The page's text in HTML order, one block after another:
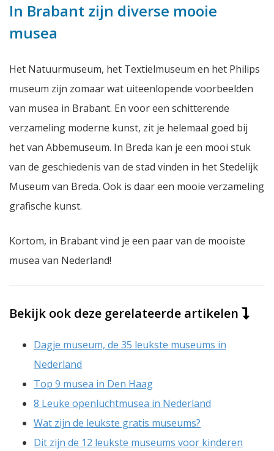
In Brabant zijn diverse mooie
musea
Het Natuurmuseum, het Textielmuseum en het Philips
museum zijn zomaar wat uiteenlopende voorbeelden
van musea in Brabant. En voor een schitterende
verzameling moderne kunst, zit je helemaal goed bij
het van Abbemuseum. In Breda kan je een mooi stuk
van de geschiedenis van de stad vinden in het Stedelijk
Museum van Breda. Ook is daar een mooie verzameling
grafische kunst.
Kortom, in Brabant vind je een paar van de mooiste
musea van Nederland!
Bekijk ook deze gerelateerde artikelen
Dagje museum, de 35 leukste museums in
Nederland
Top 9 musea in Den Haag
8 Leuke openluchtmusea in Nederland
Wat zijn de leukste gratis museums?
Dit zijn de 12 leukste museums voor kinderen